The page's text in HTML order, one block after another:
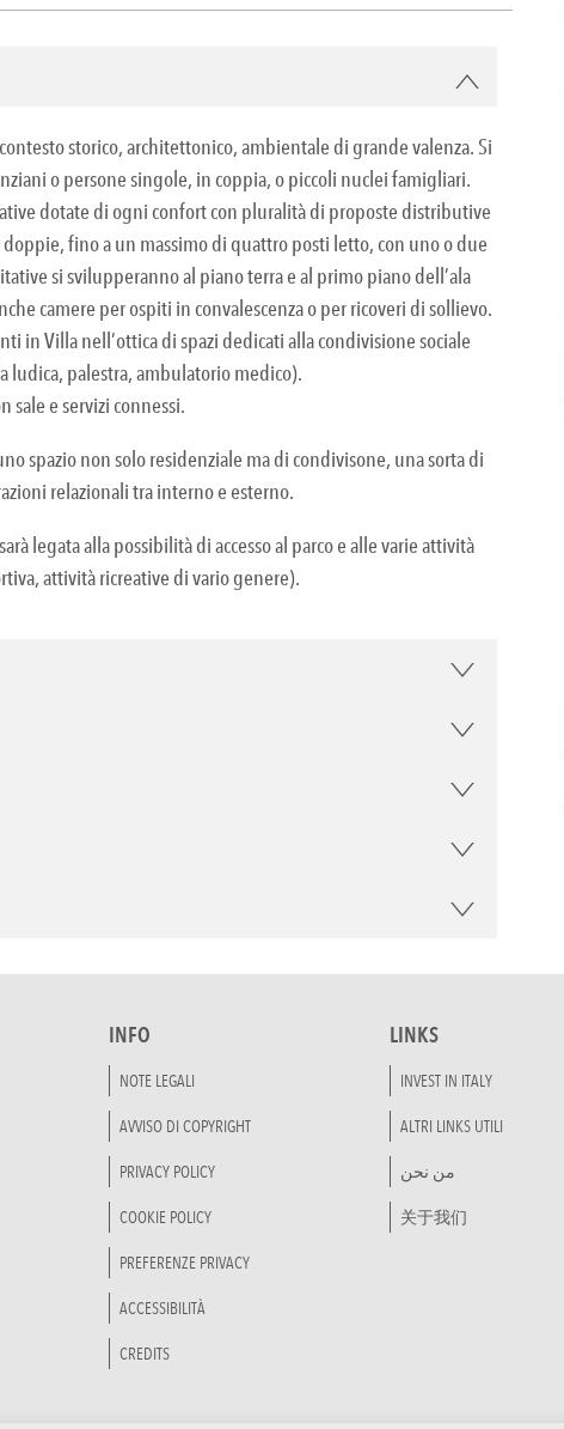
storico, architettonico, ambientale di grande valenza. Si
o persone singole, in coppia, o piccoli nuclei famigliari.
dotate di ogni confort con pluralità di proposte distributive
fino a un massimo di quattro posti letto, con uno o due
si svilupperanno al piano terra e al primo piano dell’ala
camere per ospiti in convalescenza o per ricoveri di sollievo.
in Villa nell’ottica di spazi dedicati alla condivisione sociale
ludica, palestra, ambulatorio medico).
e servizi connessi.
spazio non solo residenziale ma di condivisone, una sorta di
relazionali tra interno e esterno.
legata alla possibilità di accesso al parco e alle varie attività
attività ricreative di vario genere).
INFO
NOTE LEGALI
AVVISO DI COPYRIGHT
PRIVACY POLICY
COOKIE POLICY
PREFERENZE PRIVACY
ACCESSIBILITÀ
CREDITS
LINKS
INVEST IN ITALY
ALTRI LINKS UTILI
من نحن
关于我们